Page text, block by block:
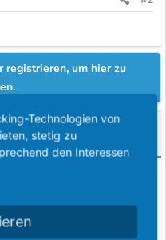
registrieren, um hier zu
Bericht für Selzer
und Teilegutachten
Technologien von
stetig zu
den Interessen